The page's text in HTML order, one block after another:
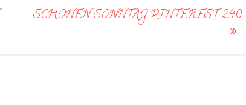
SCHÖNEN SONNTAG PINTEREST 240